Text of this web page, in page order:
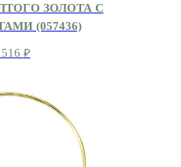
ЗОЛОТА С
(057436)
₽